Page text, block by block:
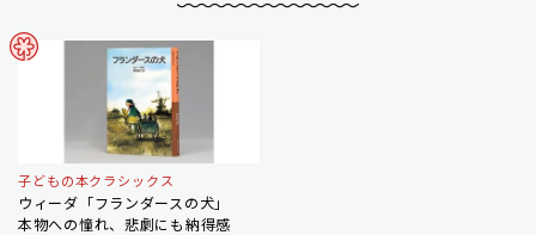
子どもの本クラシックス
ウィーダ「フランダースの犬」
本物への憧れ、悲劇にも納得感